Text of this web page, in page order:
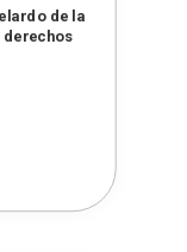
de la
derechos